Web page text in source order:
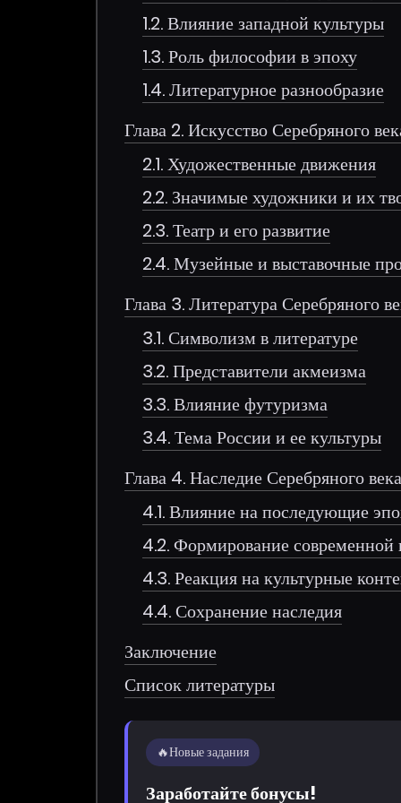
1.2. Влияние западной культуры
1.3. Роль философии в эпоху
1.4. Литературное разнообразие
Глава 2. Искусство Серебряного
2.1. Художественные движения
2.2. Значимые художники и их
2.3. Театр и его развитие
2.4. Музейные и выставочные
Глава 3. Литература Серебряного
3.1. Символизм в литературе
3.2. Представители акмеизма
3.3. Влияние футуризма
3.4. Тема России и ее культуры
Глава 4. Наследие Серебряного века
4.1. Влияние на последующие
4.2. Формирование современной
4.3. Реакция на культурные
4.4. Сохранение наследия
Заключение
Список литературы
🔥Новые задания
Заработайте бонусы!